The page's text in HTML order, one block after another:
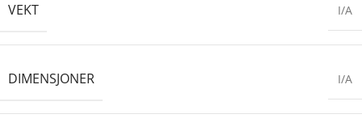
VEKT
I/A
DIMENSJONER I/A